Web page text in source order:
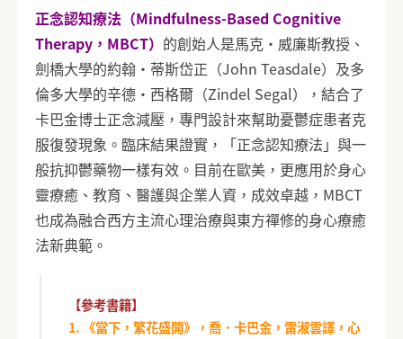
正念認知療法（Mindfulness-Based Cognitive
Therapy，MBCT） 的創始人是馬克‧威廉斯教授、
劍橋大學的約翰‧蒂斯岱正（John Teasdale）及多
倫多大學的辛德‧西格爾（Zindel Segal），結合了
卡巴金博士正念減壓，專門設計來幫助憂鬱症患者克
服復發現象。臨床結果證實，「正念認知療法」與一
般抗抑鬱藥物一樣有效。目前在歐美，更應用於身心
靈療癒、教育、醫護與企業人資，成效卓越，MBCT
也成為融合西方主流心理治療與東方禪修的身心療癒
法新典範。
【參考書籍】
1. 《當下，繁花盛開》，喬．卡巴金，雷淑雲譯，心